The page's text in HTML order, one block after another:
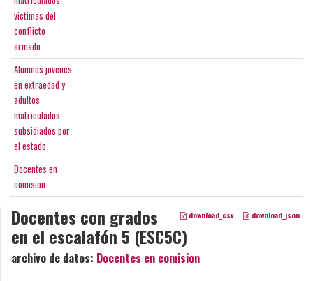
victimas del
conflicto
armado
Alumnos jovenes
en extraedad y
adultos
matriculados
subsidiados por
el estado
Docentes en
comision
download_csv download_json
Docentes con grados
en el escalafón 5 (ESC5C)
archivo de datos: Docentes en comision